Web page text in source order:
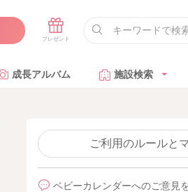
成長アルバム 施設検索
ご利用のルールと
ベビーカレンダーへのご意見